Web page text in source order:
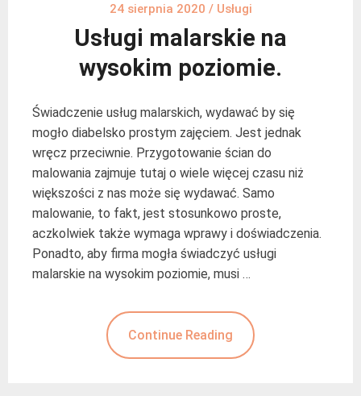
24 sierpnia 2020 / Usługi
Usługi malarskie na
wysokim poziomie.
Świadczenie usług malarskich, wydawać by się
mogło diabelsko prostym zajęciem. Jest jednak
wręcz przeciwnie. Przygotowanie ścian do
malowania zajmuje tutaj o wiele więcej czasu niż
większości z nas może się wydawać. Samo
malowanie, to fakt, jest stosunkowo proste,
aczkolwiek także wymaga wprawy i doświadczenia.
Ponadto, aby firma mogła świadczyć usługi
malarskie na wysokim poziomie, musi …
Continue Reading